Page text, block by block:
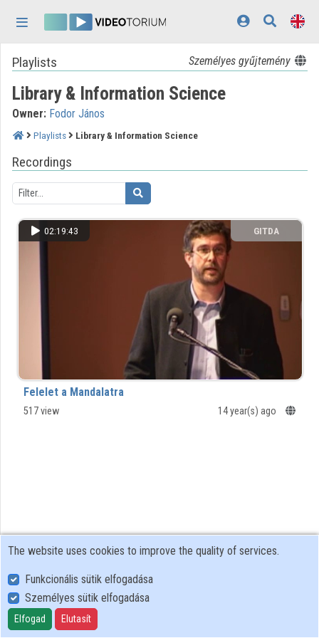
Home
Log In
Playlists
Contributors
Playlists Személyes gyűjtemény
Library & Information Science
Owner: Fodor János
Playlists Library & Information Science
Recordings
02:19:43 GITDA
Felelet a Mandalatra
517 view 14 year(s) ago
User Policy
Adatkezelési tájékoztató (en)
Cookie Policy
The website uses cookies to improve the quality of services.
Funkcionális sütik elfogadása
Személyes sütik elfogadása
Elfogad Elutasít